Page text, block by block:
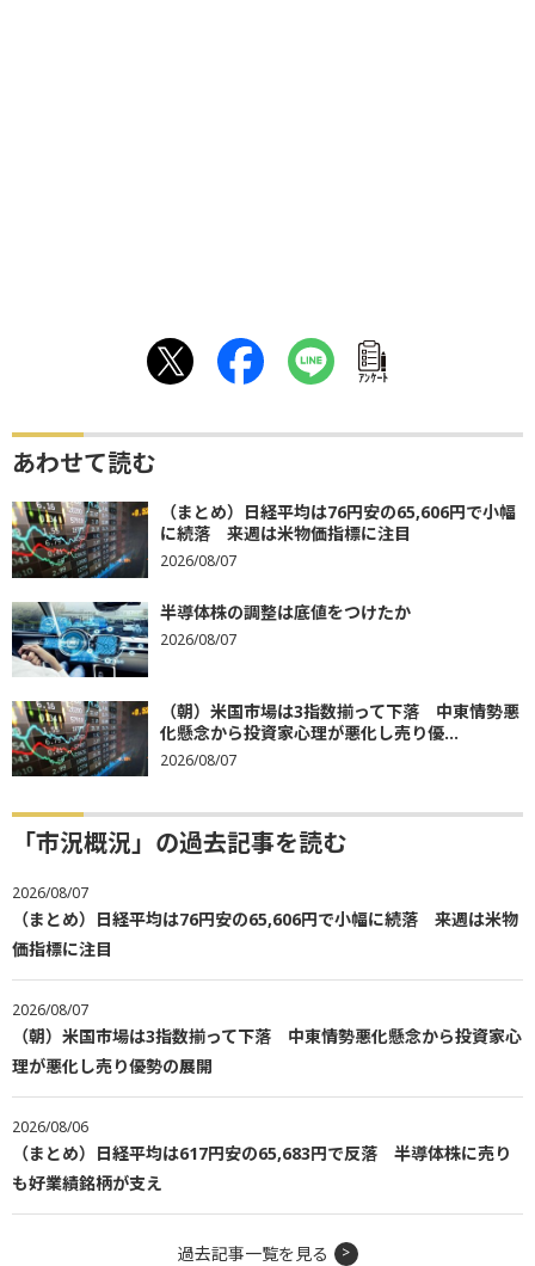
ｱﾝｹｰﾄ
あわせて読む
（まとめ）日経平均は76円安の65,606円で小幅
に続落 来週は米物価指標に注目
2026/08/07
半導体株の調整は底値をつけたか
2026/08/07
（朝）米国市場は3指数揃って下落 中東情勢悪
化懸念から投資家心理が悪化し売り優...
2026/08/07
「市況概況」の過去記事を読む
2026/08/07
（まとめ）日経平均は76円安の65,606円で小幅に続落 来週は米物
価指標に注目
2026/08/07
（朝）米国市場は3指数揃って下落 中東情勢悪化懸念から投資家心
理が悪化し売り優勢の展開
2026/08/06
（まとめ）日経平均は617円安の65,683円で反落 半導体株に売り
も好業績銘柄が支え
過去記事一覧を見る